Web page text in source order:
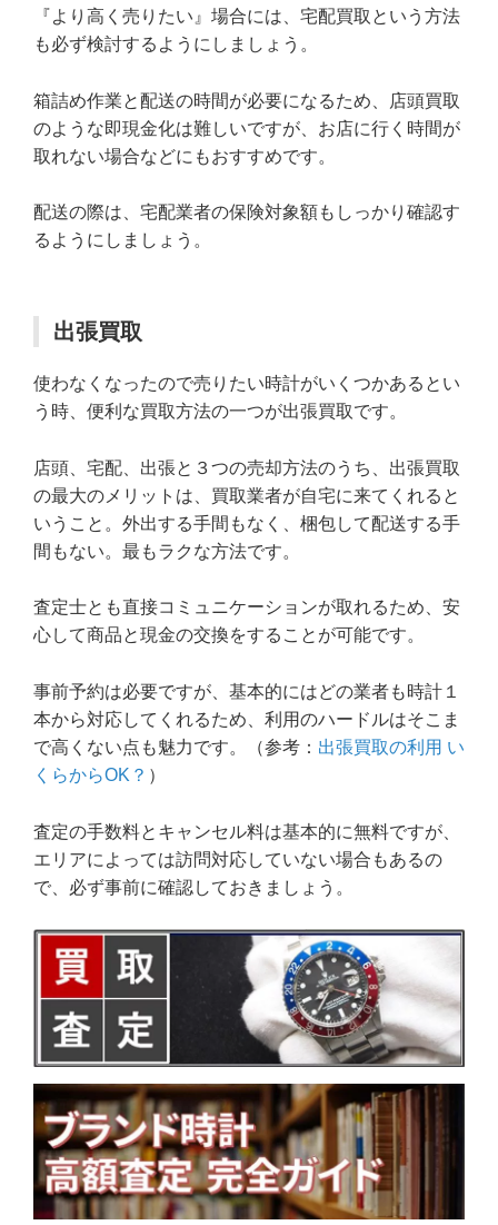
『より高く売りたい』場合には、宅配買取という方法
も必ず検討するようにしましょう。
箱詰め作業と配送の時間が必要になるため、店頭買取
のような即現金化は難しいですが、お店に行く時間が
取れない場合などにもおすすめです。
配送の際は、宅配業者の保険対象額もしっかり確認す
るようにしましょう。
出張買取
使わなくなったので売りたい時計がいくつかあるとい
う時、便利な買取方法の一つが出張買取です。
店頭、宅配、出張と３つの売却方法のうち、出張買取
の最大のメリットは、買取業者が自宅に来てくれると
いうこと。外出する手間もなく、梱包して配送する手
間もない。最もラクな方法です。
査定士とも直接コミュニケーションが取れるため、安
心して商品と現金の交換をすることが可能です。
事前予約は必要ですが、基本的にはどの業者も時計１
本から対応してくれるため、利用のハードルはそこま
で高くない点も魅力です。（参考： 出張買取の利用 い
くらからOK？ ）
査定の手数料とキャンセル料は基本的に無料ですが、
エリアによっては訪問対応していない場合もあるの
で、必ず事前に確認しておきましょう。